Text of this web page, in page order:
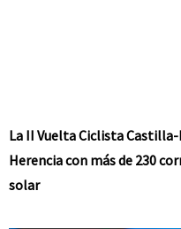
La II Vuelta Ciclista
Herencia con más de 230
solar